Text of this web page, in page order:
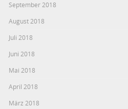
September 2018
August 2018
Juli 2018
Juni 2018
Mai 2018
April 2018
März 2018